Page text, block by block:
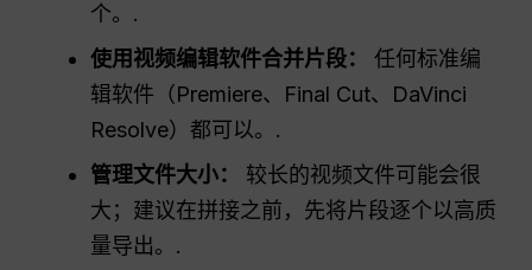
个。.
使用视频编辑软件合并片段：
任何标准编
辑软件（Premiere、Final Cut、DaVinci
Resolve）都可以。.
管理文件大小：
较长的视频文件可能会很
大；建议在拼接之前，先将片段逐个以高质
量导出。.